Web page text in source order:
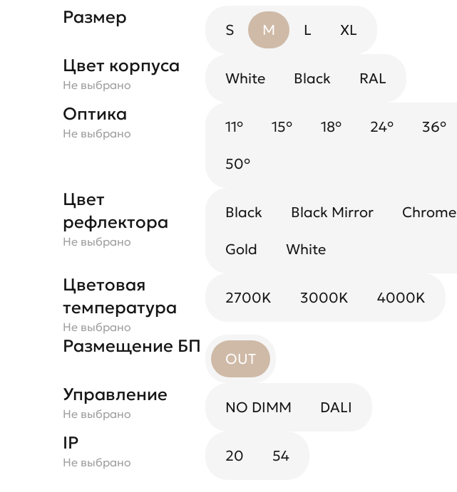
Размер
S M L XL
Цвет корпуса
Не выбрано White Black RAL
Оптика
Не выбрано 11° 15° 18° 24°
36°
50°
Цвет
рефлектора
Не выбрано
Black Black Mirror
Chrome
Gold
White
Цветовая
температура
Не выбрано
2700K 3000K 4000K
Размещение БП
OUT
Управление
Не выбрано NO DIMM DALI
IP
Не выбрано 20 54